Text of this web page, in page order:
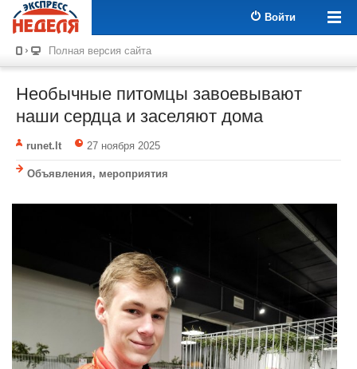
Войти
Полная версия сайта
Необычные питомцы завоевывают
наши сердца и заселяют дома
runet.lt 27 ноября 2025
Объявления, мероприятия